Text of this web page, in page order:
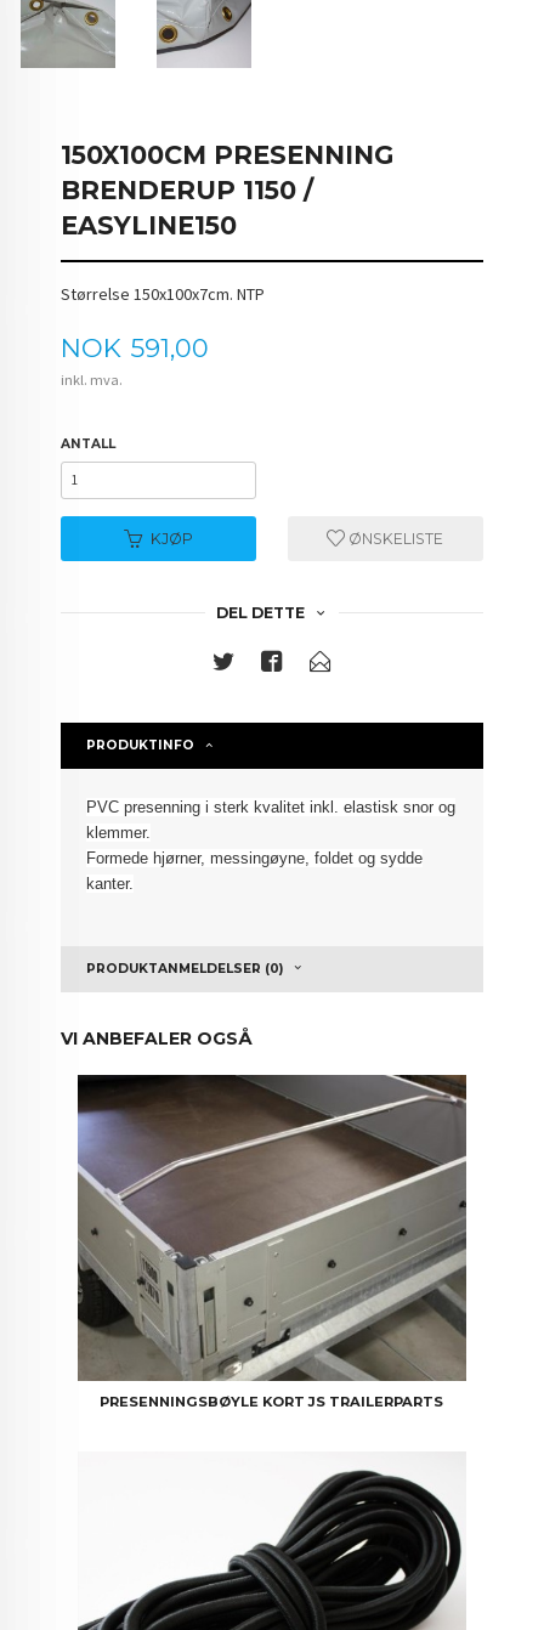
150X100CM PRESENNING
BRENDERUP 1150 /
EASYLINE150
Størrelse 150x100x7cm. NTP
Pris
NOK 591,00
inkl. mva.
ANTALL
KJØP ØNSKELISTE
DEL DETTE
PRODUKTINFO
PVC presenning i sterk kvalitet inkl.elastisk snor og
klemmer.
Formede hjørner, messingøyne, foldet og sydde
kanter.
PRODUKTANMELDELSER (0)
VI ANBEFALER OGSÅ
PRESENNINGSBØYLE KORT JS TRAILERPARTS